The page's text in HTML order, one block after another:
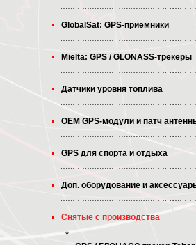
GlobalSat: GPS-приёмники
Mielta: GPS / GLONASS-трекеры
Датчики уровня топлива
OEM GPS-модули и патч
GPS для спорта и отдыха
Доп. оборудование и
Снятые с производства